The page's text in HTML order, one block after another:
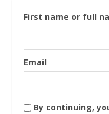
First name or full
Email
By continuing,